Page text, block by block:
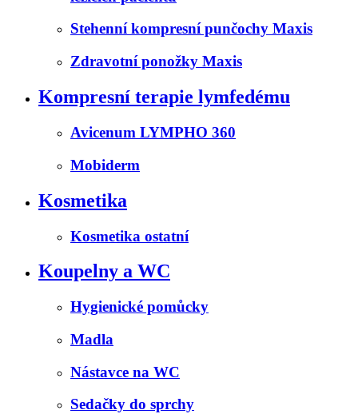
Stehenní kompresní punčochy Maxis
Zdravotní ponožky Maxis
Kompresní terapie lymfedému
Avicenum LYMPHO 360
Mobiderm
Kosmetika
Kosmetika ostatní
Koupelny a WC
Hygienické pomůcky
Madla
Nástavce na WC
Sedačky do sprchy